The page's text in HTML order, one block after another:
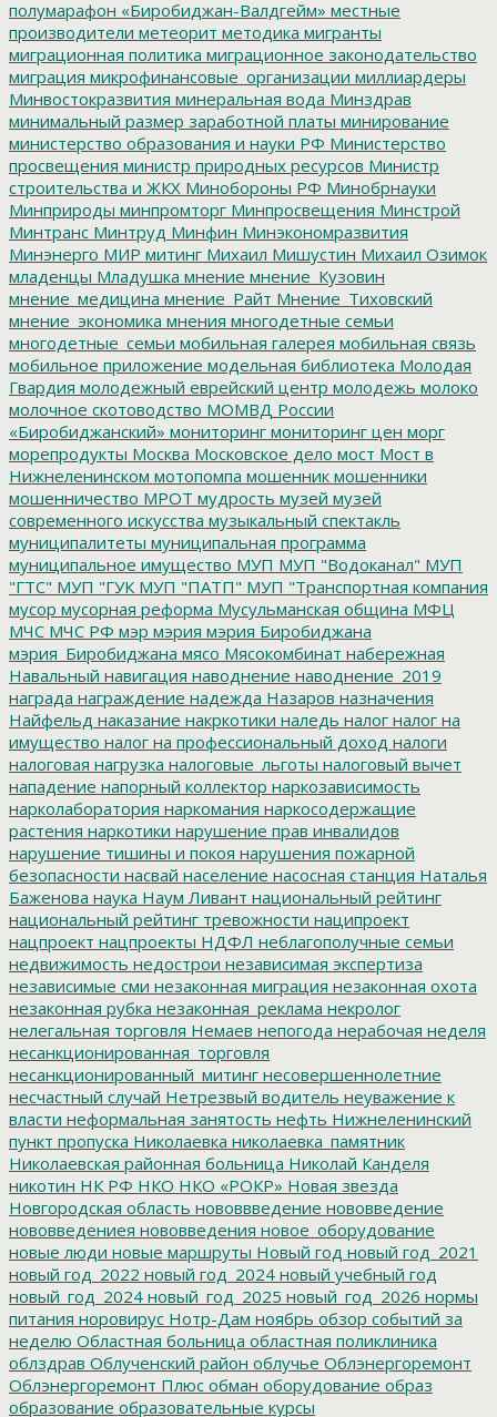
полумарафон «Биробиджан-Валдгейм» местные
производители метеорит методика мигранты
миграционная политика миграционное законодательство
миграция микрофинансовые_организации миллиардеры
Минвостокразвития минеральная вода Минздрав
минимальный размер заработной платы минирование
министерство образования и науки РФ Министерство
просвещения министр природных ресурсов Министр
строительства и ЖКХ Минобороны РФ Минобрнауки
Минприроды минпромторг Минпросвещения Минстрой
Минтранс Минтруд Минфин Минэкономразвития
Минэнерго МИР митинг Михаил Мишустин Михаил Озимок
младенцы Младушка мнение мнение_Кузовин
мнение_медицина мнение_Райт Мнение_Тиховский
мнение_экономика мнения многодетные семьи
многодетные_семьи мобильная галерея мобильная связь
мобильное приложение модельная библиотека Молодая
Гвардия молодежный еврейский центр молодежь молоко
молочное скотоводство МОМВД России
«Биробиджанский» мониторинг мониторинг цен морг
морепродукты Москва Московское дело мост Мост в
Нижнеленинском мотопомпа мошенник мошенники
мошенничество МРОТ мудрость музей музей
современного искусства музыкальный спектакль
муниципалитеты муниципальная программа
муниципальное имущество МУП МУП "Водоканал" МУП
"ГТС" МУП "ГУК МУП "ПАТП" МУП "Транспортная компания
мусор мусорная реформа Мусульманская община МФЦ
МЧС МЧС РФ мэр мэрия мэрия Биробиджана
мэрия_Биробиджана мясо Мясокомбинат набережная
Навальный навигация наводнение наводнение_2019
награда награждение надежда Назаров назначения
Найфельд наказание накркотики наледь налог налог на
имущество налог на профессиональный доход налоги
налоговая нагрузка налоговые_льготы налоговый вычет
нападение напорный коллектор наркозависимость
нарколаборатория наркомания наркосодержащие
растения наркотики нарушение прав инвалидов
нарушение тишины и покоя нарушения пожарной
безопасности насвай население насосная станция Наталья
Баженова наука Наум Ливант национальный рейтинг
национальный рейтинг тревожности наципроект
нацпроект нацпроекты НДФЛ неблагополучные семьи
недвижимость недострои независимая экспертиза
независимые сми незаконная миграция незаконная охота
незаконная рубка незаконная_реклама некролог
нелегальная торговля Немаев непогода нерабочая неделя
несанкционированная_торговля
несанкционированный_митинг несовершеннолетние
несчастный случай Нетрезвый водитель неуважение к
власти неформальная занятость нефть Нижнеленинский
пункт пропуска Николаевка николаевка_памятник
Николаевская районная больница Николай Канделя
никотин НК РФ НКО НКО «РОКР» Новая звезда
Новгородская область нововвведение нововведение
нововведениея нововведения новое_оборудование
новые люди новые маршруты Новый год новый год_2021
новый год_2022 новый год_2024 новый учебный год
новый_год_2024 новый_год_2025 новый_год_2026 нормы
питания норовирус Нотр-Дам ноябрь обзор событий за
неделю Областная больница областная поликлиника
облздрав Облученский район облучье Облэнергоремонт
Облэнергоремонт Плюс обман оборудование образ
образование образовательные курсы